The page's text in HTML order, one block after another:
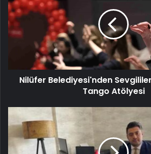
Sevgililer
Günü'ne
Özel
Tango
Nilüfer Belediyesi'nden
Tango Atölyesi
Osman
Görgünoğlu